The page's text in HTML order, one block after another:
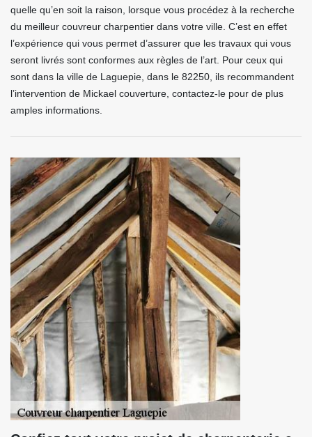
quelle qu’en soit la raison, lorsque vous procédez à la recherche
du meilleur couvreur charpentier dans votre ville. C’est en effet
l’expérience qui vous permet d’assurer que les travaux qui vous
seront livrés sont conformes aux règles de l’art. Pour ceux qui
sont dans la ville de Laguepie, dans le 82250, ils recommandent
l’intervention de Mickael couverture, contactez-le pour de plus
amples informations.